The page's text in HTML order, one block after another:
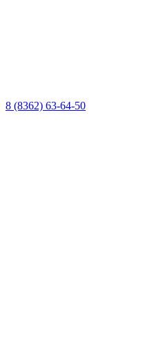
8 (8362) 63-64-50